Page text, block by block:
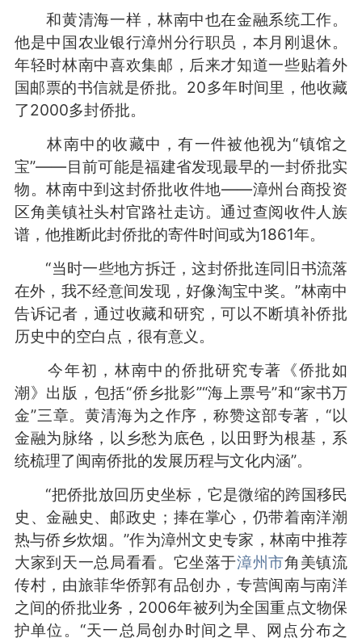
和黄清海一样，林南中也在金融系统工作。
他是中国农业银行漳州分行职员，本月刚退休。
年轻时林南中喜欢集邮，后来才知道一些贴着外
国邮票的书信就是侨批。20多年时间里，他收藏
了2000多封侨批。
林南中的收藏中，有一件被他视为“镇馆之
宝”——目前可能是福建省发现最早的一封侨批实
物。林南中到这封侨批收件地——漳州台商投资
区角美镇社头村官路社走访。通过查阅收件人族
谱，他推断此封侨批的寄件时间或为1861年。
“当时一些地方拆迁，这封侨批连同旧书流落
在外，我不经意间发现，好像淘宝中奖。”林南中
告诉记者，通过收藏和研究，可以不断填补侨批
历史中的空白点，很有意义。
今年初，林南中的侨批研究专著《侨批如
潮》出版，包括“侨乡批影”“海上票号”和“家书万
金”三章。黄清海为之作序，称赞这部专著，“以
金融为脉络，以乡愁为底色，以田野为根基，系
统梳理了闽南侨批的发展历程与文化内涵”。
“把侨批放回历史坐标，它是微缩的跨国移民
史、金融史、邮政史；捧在掌心，仍带着南洋潮
热与侨乡炊烟。”作为漳州文史专家，林南中推荐
大家到天一总局看看。它坐落于漳州市角美镇流
传村，由旅菲华侨郭有品创办，专营闽南与南洋
之间的侨批业务，2006年被列为全国重点文物保
护单位。“天一总局创办时间之早、网点分布之